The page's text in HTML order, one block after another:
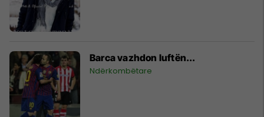
Barca vazhdon luftën...
Ndërkombëtare